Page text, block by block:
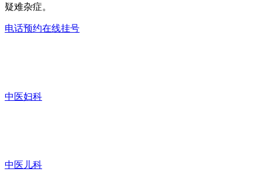
疑难杂症。
电话预约在线挂号
中医妇科
中医儿科